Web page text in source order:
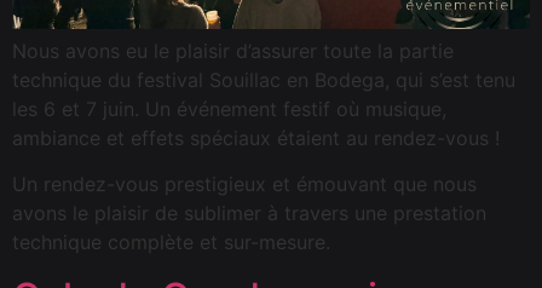
Nous avons eu le plaisir d’assurer toute la partie
technique du festival Souillac en Bodega, qui s’est tenu
les 6 et 7 juin. Un événement festif où musique,
ambiance et effets spéciaux étaient au rendez-vous !
Un rendez-vous prestigieux et émouvant que nous
avons le plaisir de sublimer à travers une prestation
technique complète et sur-mesure.